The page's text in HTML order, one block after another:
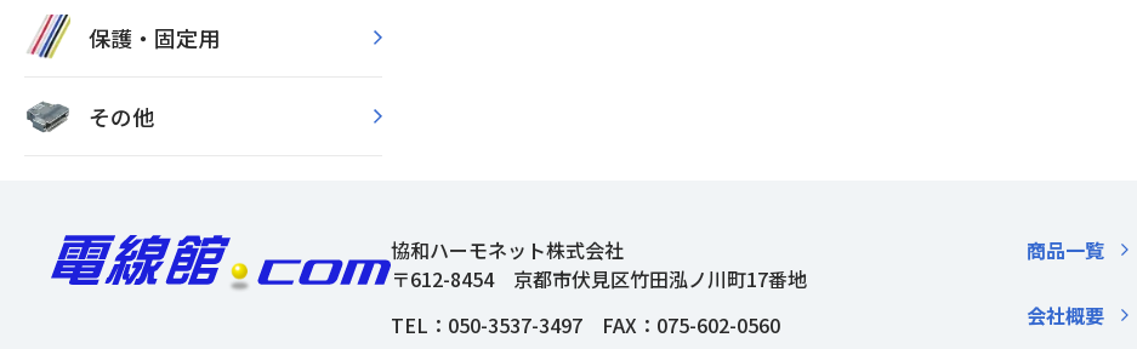
保護・固定用
その他
協和ハーモネット株式会社
〒612-8454 京都市伏見区竹田泓ノ川町17番地
TEL： 050-3537-3497 FAX：075-602-0560
商品一覧
会社概要